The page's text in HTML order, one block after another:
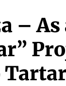
– As